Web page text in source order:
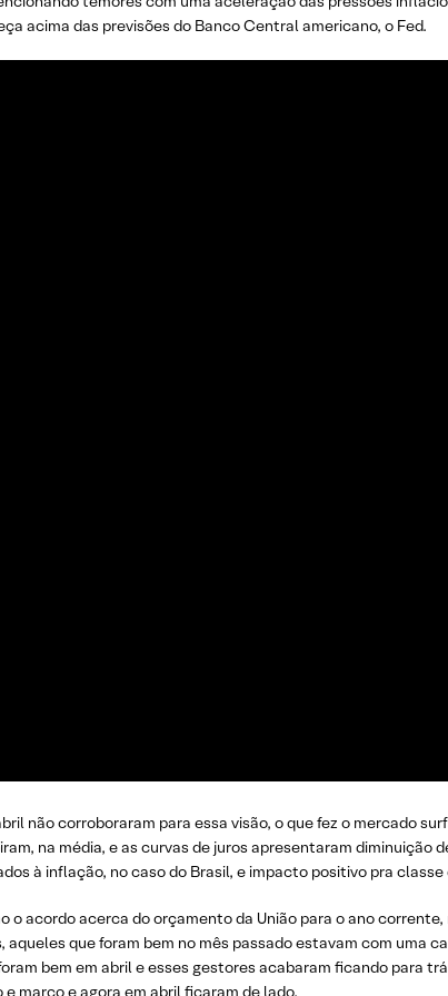
acima das previsões do Banco Central americano, o Fed.
não corroboraram para essa visão, o que fez o mercado
na média, e as curvas de juros apresentaram diminuição
à inflação, no caso do Brasil, e impacto positivo pra classe
acordo acerca do orçamento da União para o ano
que foram bem no mês passado estavam com uma
bem em abril e esses gestores acabaram ficando para
e março e agora em abril ficaram de lado.